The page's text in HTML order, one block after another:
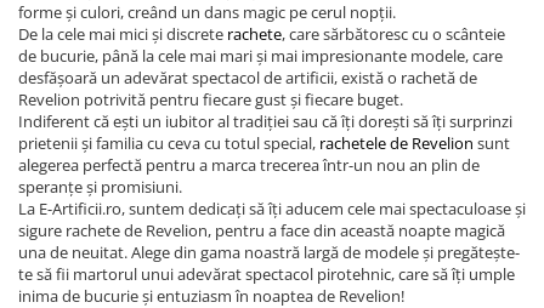
forme și culori, creând un dans magic pe cerul nopții.
De la cele mai mici și discrete rachete, care sărbătoresc cu o scânteie
de bucurie, până la cele mai mari și mai impresionante modele, care
desfășoară un adevărat spectacol de artificii, există o rachetă de
Revelion potrivită pentru fiecare gust și fiecare buget.
Indiferent că ești un iubitor al tradiției sau că îți dorești să îți surprinzi
prietenii și familia cu ceva cu totul special, rachetele de Revelion sunt
alegerea perfectă pentru a marca trecerea într-un nou an plin de
speranțe și promisiuni.
La E-Artificii.ro, suntem dedicați să îți aducem cele mai spectaculoase și
sigure rachete de Revelion, pentru a face din această noapte magică
una de neuitat. Alege din gama noastră largă de modele și pregătește-
te să fii martorul unui adevărat spectacol pirotehnic, care să îți umple
inima de bucurie și entuziasm în noaptea de Revelion!